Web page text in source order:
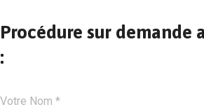
Procédure sur demande
: